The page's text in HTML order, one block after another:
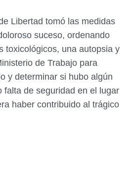
Libertad tomó las medidas
suceso, ordenando
toxicológicos, una autopsia y
de Trabajo para
y determinar si hubo algún
falta de seguridad en el lugar
haber contribuido al trágico